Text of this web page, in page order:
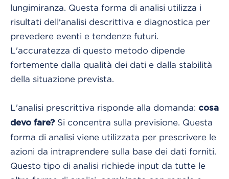
lungimiranza. Questa forma di analisi utilizza i
risultati dell'analisi descrittiva e diagnostica per
prevedere eventi e tendenze futuri.
L'accuratezza di questo metodo dipende
fortemente dalla qualità dei dati e dalla stabilità
della situazione prevista.
L'analisi prescrittiva risponde alla domanda: cosa
devo fare? Si concentra sulla previsione. Questa
forma di analisi viene utilizzata per prescrivere le
azioni da intraprendere sulla base dei dati forniti.
Questo tipo di analisi richiede input da tutte le